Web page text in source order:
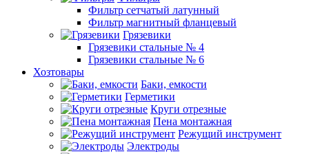
Фильтр сетчатый латунный
Фильтр магнитный фланцевый
Грязевики
Грязевики стальные № 4
Грязевики стальные № 6
Хозтовары
Баки, емкости
Герметики
Круги отрезные
Пена монтажная
Режущий инструмент
Электроды